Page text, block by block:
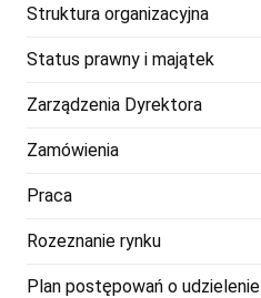
Struktura organizacyjna
Status prawny i majątek
Zarządzenia Dyrektora
rozwiń
menu
Zamówienia
Praca
Rozeznanie rynkurozwiń
menu
potomne
Plan postępowań o udzielenie